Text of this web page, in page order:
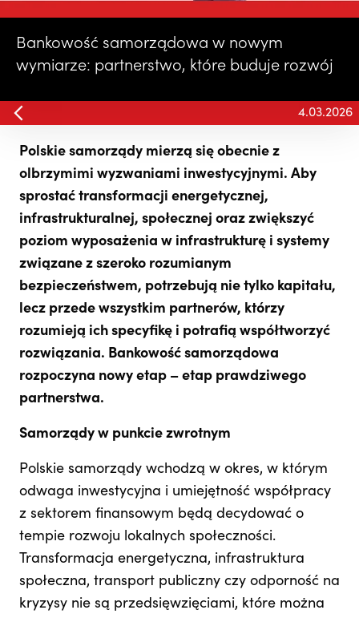
Bankowość samorządowa w nowym
wymiarze: partnerstwo, które buduje rozwój
4.03.2026
Polskie samorządy mierzą się obecnie z
olbrzymimi wyzwaniami inwestycyjnymi. Aby
sprostać transformacji energetycznej,
infrastrukturalnej, społecznej oraz zwiększyć
poziom wyposażenia w infrastrukturę i systemy
związane z szeroko rozumianym
bezpieczeństwem, potrzebują nie tylko kapitału,
lecz przede wszystkim partnerów, którzy
rozumieją ich specyfikę i potrafią współtworzyć
rozwiązania. Bankowość samorządowa
rozpoczyna nowy etap – etap prawdziwego
partnerstwa.
Samorządy w punkcie zwrotnym
Polskie samorządy wchodzą w okres, w którym
odwaga inwestycyjna i umiejętność współpracy
z sektorem finansowym będą decydować o
tempie rozwoju lokalnych społeczności.
Transformacja energetyczna, infrastruktura
społeczna, transport publiczny czy odporność na
kryzysy nie są przedsięwzięciami, które można